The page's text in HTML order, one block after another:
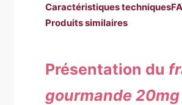
Caractéristiques techniques
Produits similaires
Présentation du
gourmande 20mg